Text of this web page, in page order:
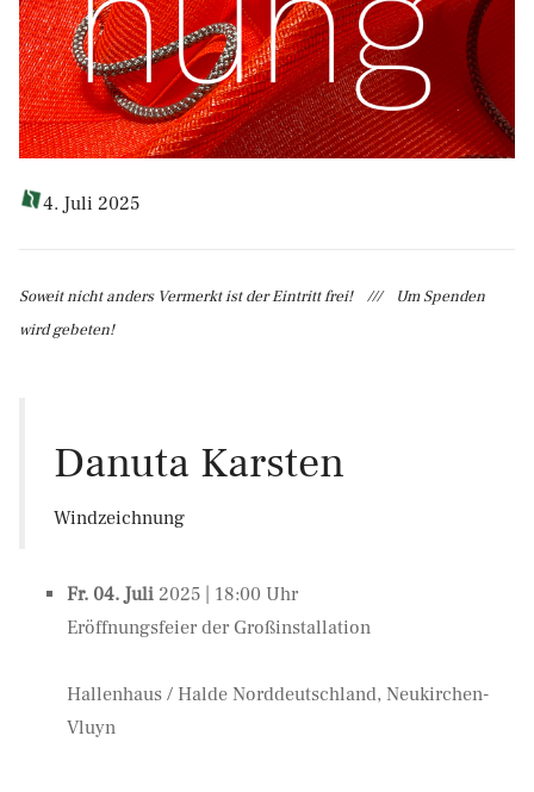
4. Juli 2025
Soweit nicht anders Vermerkt ist der Eintritt frei! /// Um Spenden
wird gebeten!
Danuta Karsten
Windzeichnung
Fr. 04. Juli 2025 | 18:00 Uhr
Eröffnungsfeier der Großinstallation
Hallenhaus / Halde Norddeutschland, Neukirchen-
Vluyn